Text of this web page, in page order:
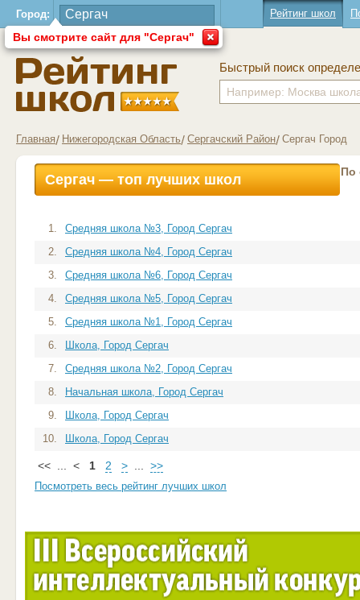
Город:
Вы смотрите сайт для "Сергач"
Рейтинг школ
Быстрый поиск
Главная Нижегородская Область Сергачский Район Сергач Город
Сергач — топ лучших школ По
1.
Средняя школа №3, Город Сергач
2.
Средняя школа №4, Город Сергач
3.
Средняя школа №6, Город Сергач
4.
Средняя школа №5, Город Сергач
5.
Средняя школа №1, Город Сергач
6.
Школа, Город Сергач
7.
Средняя школа №2, Город Сергач
8.
Начальная школа, Город Сергач
9.
Школа, Город Сергач
10.
Школа, Город Сергач
<< < 1 2 > >>
Посмотреть весь рейтинг лучших школ